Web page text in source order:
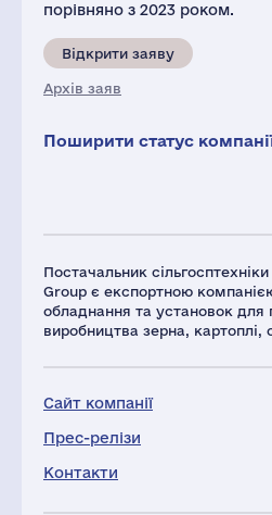
Постачальник
Group є експортною
обладнання та установок для
виробництва зерна, картоплі,
Сайт компанії
Прес-релізи
Контакти
порівняно з 2023 роком.
Відкрити заяву
Архів заяв
Поширити статус